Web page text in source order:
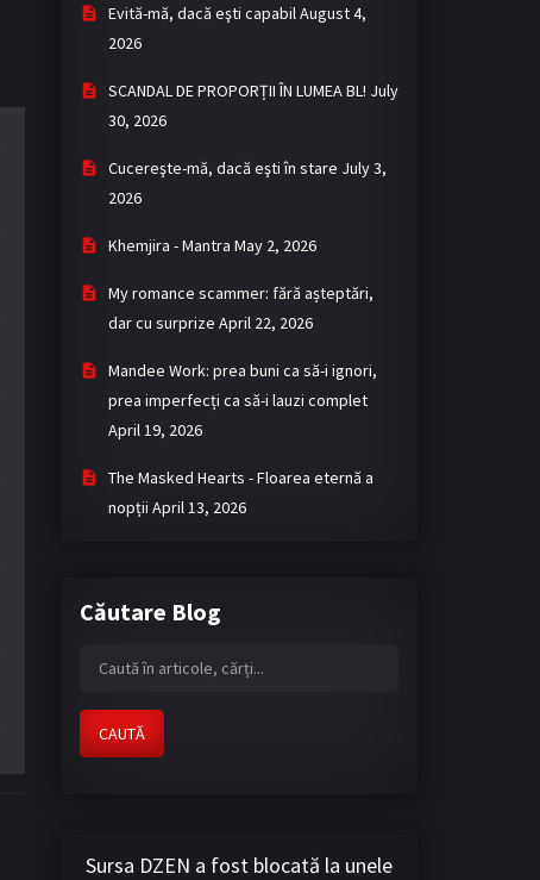
Evită-mă, dacă eşti capabilAugust 4,
2026
SCANDAL DE PROPORȚII ÎN LUMEA BL! July
30, 2026
Cucereşte-mă, dacă eşti în stare July 3,
2026
Khemjira - Mantra May 2, 2026
My romance scammer: fără așteptări,
dar cu surprize April 22, 2026
Mandee Work: prea buni ca să-i ignori,
prea imperfecți ca să-i lauzi complet
April 19, 2026
The Masked Hearts - Floarea eternă a
nopții April 13, 2026
Căutare Blog
CAUTĂ
Sursa DZEN a fost blocată la unele